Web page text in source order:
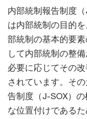
内部統制報告制度
は内部統制の目的
部統制の基本的要
して内部統制の整
必要に応じてその
されています。そ
告制度（J-SOX）
な位置付けである